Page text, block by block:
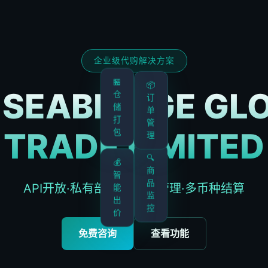
企业级代购解决方案
TRADE LIMITED
API开放·私有部署·多仓库管理·多币种结算
免费咨询 查看功能
🔍
商
品
监
控
💰
智
能
出
价
📦
订
单
管
理
🏪
仓
储
打
包